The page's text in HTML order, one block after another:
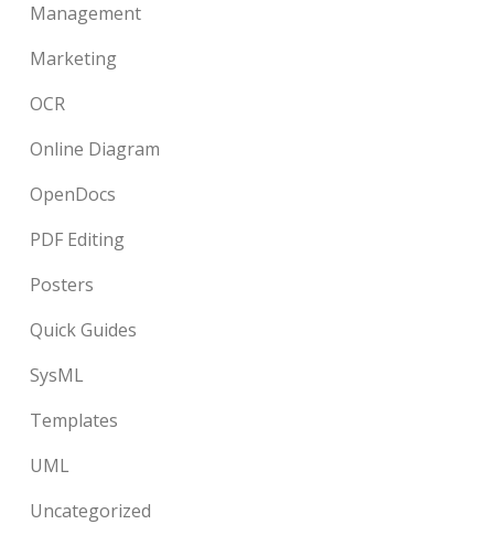
Management
Marketing
OCR
Online Diagram
OpenDocs
PDF Editing
Posters
Quick Guides
SysML
Templates
UML
Uncategorized